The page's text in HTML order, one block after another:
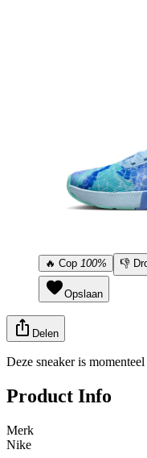
🔥 Cop 100% 👎
Opslaan
Delen
Deze sneaker is
Product Info
Merk
Nike